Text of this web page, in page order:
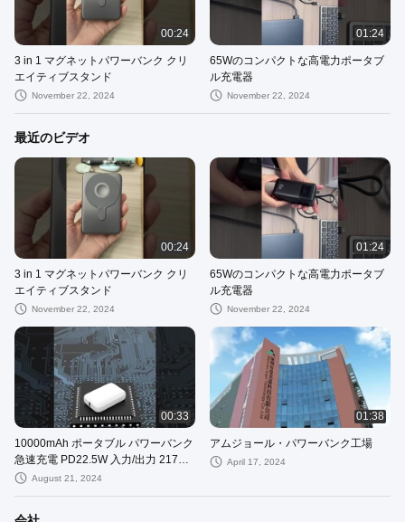
00:24
3 in 1 マグネットパワーバンク クリ
エイティブスタンド
November 22, 2024
01:24
65Wのコンパクトな高電力ポータブ
ル充電器
November 22, 2024
最近のビデオ
00:24
3 in 1 マグネットパワーバンク クリ
エイティブスタンド
November 22, 2024
01:24
65Wのコンパクトな高電力ポータブ
ル充電器
November 22, 2024
00:33
10000mAh ポータブル パワーバンク
急速充電 PD22.5W 入力/出力 21700
バッテリー
August 21, 2024
01:38
アムジョール・パワーバンク工場
April 17, 2024